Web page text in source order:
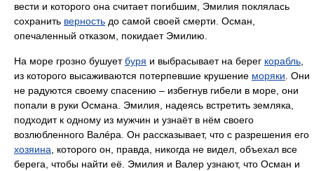
вести и которого она считает погибшим, Эмилия поклялась
сохранить верность до самой своей смерти. Осман,
опечаленный отказом, покидает Эмилию.
На море грозно бушуетбуря и выбрасывает на берег корабль,
из которого высаживаются потерпевшие крушение моряки. Они
не радуются своему спасению – избегнув гибели в море, они
попали в руки Османа. Эмилия, надеясь встретить земляка,
подходит к одному из мужчин и узнаёт в нём своего
возлюбленного Валéра. Он рассказывает, что с разрешения его
хозяина, которого он, правда, никогда не видел, объехал все
берега, чтобы найти её. Эмилия и Валер узнают, что Осман и